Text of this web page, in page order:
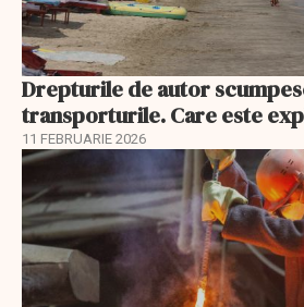
Drepturile de autor
transporturile. Care este
11 FEBRUARIE 2026